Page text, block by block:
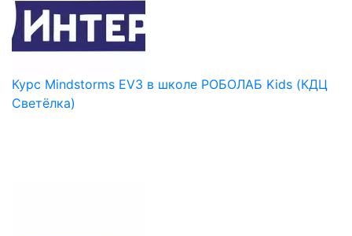
Курс Mindstorms EV3 в школе РОБОЛАБ Kids (КДЦ
Светёлка)